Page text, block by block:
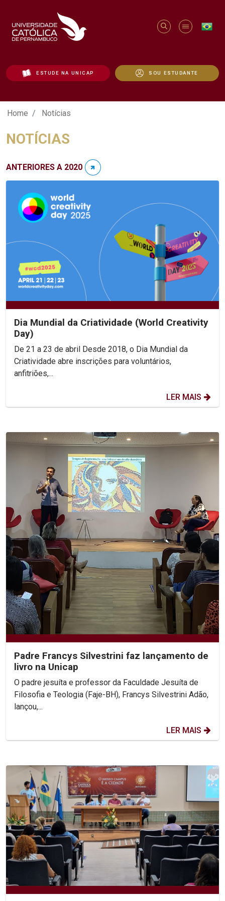
ESTUDE NA UNICAP SOU ESTUDANTE
Notícias - Unicap
Home Notícias
NOTÍCIAS
ANTERIORES A 2020
Dia Mundial da Criatividade (World Creativity
Day)
De 21 a 23 de abril Desde 2018, o Dia Mundial da
Criatividade abre inscrições para voluntários,
anfitriões,...
LER MAIS
Padre Francys Silvestrini faz lançamento de
livro na Unicap
O padre jesuíta e professor da Faculdade Jesuíta de
Filosofia e Teologia (Faje-BH), Francys Silvestrini Adão,
lançou,...
LER MAIS